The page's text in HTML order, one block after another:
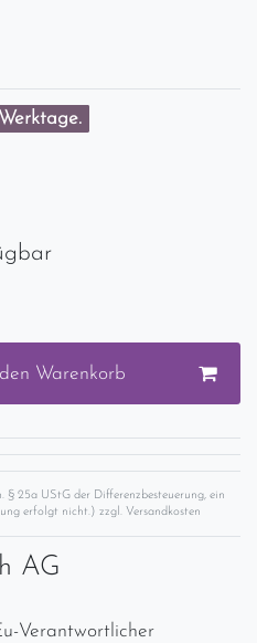
den Warenkorb
25a UStG der Differenzbesteuerung, ein
erfolgt nicht.) zzgl. Versandkosten
AG
Verantwortlicher